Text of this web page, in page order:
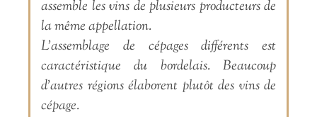
assemble les vins de plusieurs producteurs de
la même appellation.
L’assemblage de cépages différents est
caractéristique du bordelais. Beaucoup
d’autres régions élaborent plutôt des vins de
cépage.